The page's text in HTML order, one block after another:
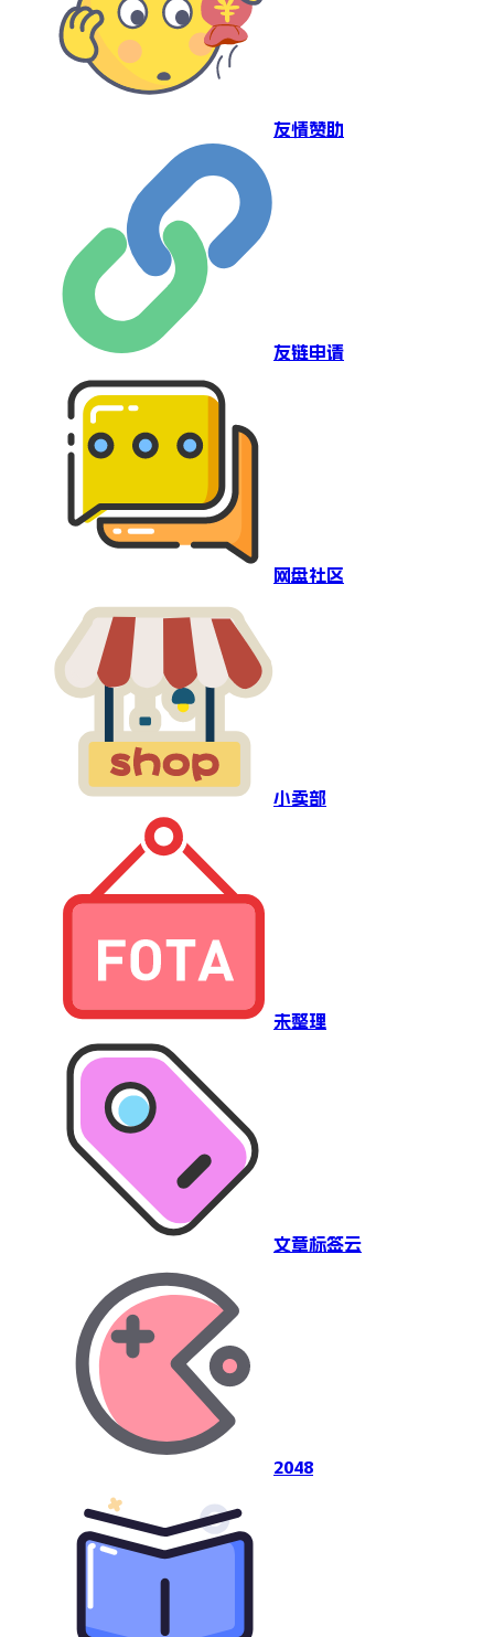
友情赞助
友链申请
网盘社区
小卖部
未整理
文章标签云
2048